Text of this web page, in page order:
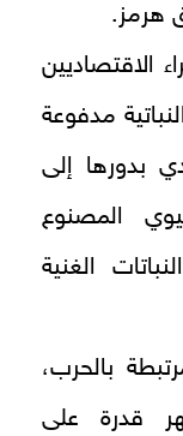
هرمز.
الاقتصاديين
مدفوعة
بدورها إلى
المصنوع
الغنية
بالحرب،
قدرة على